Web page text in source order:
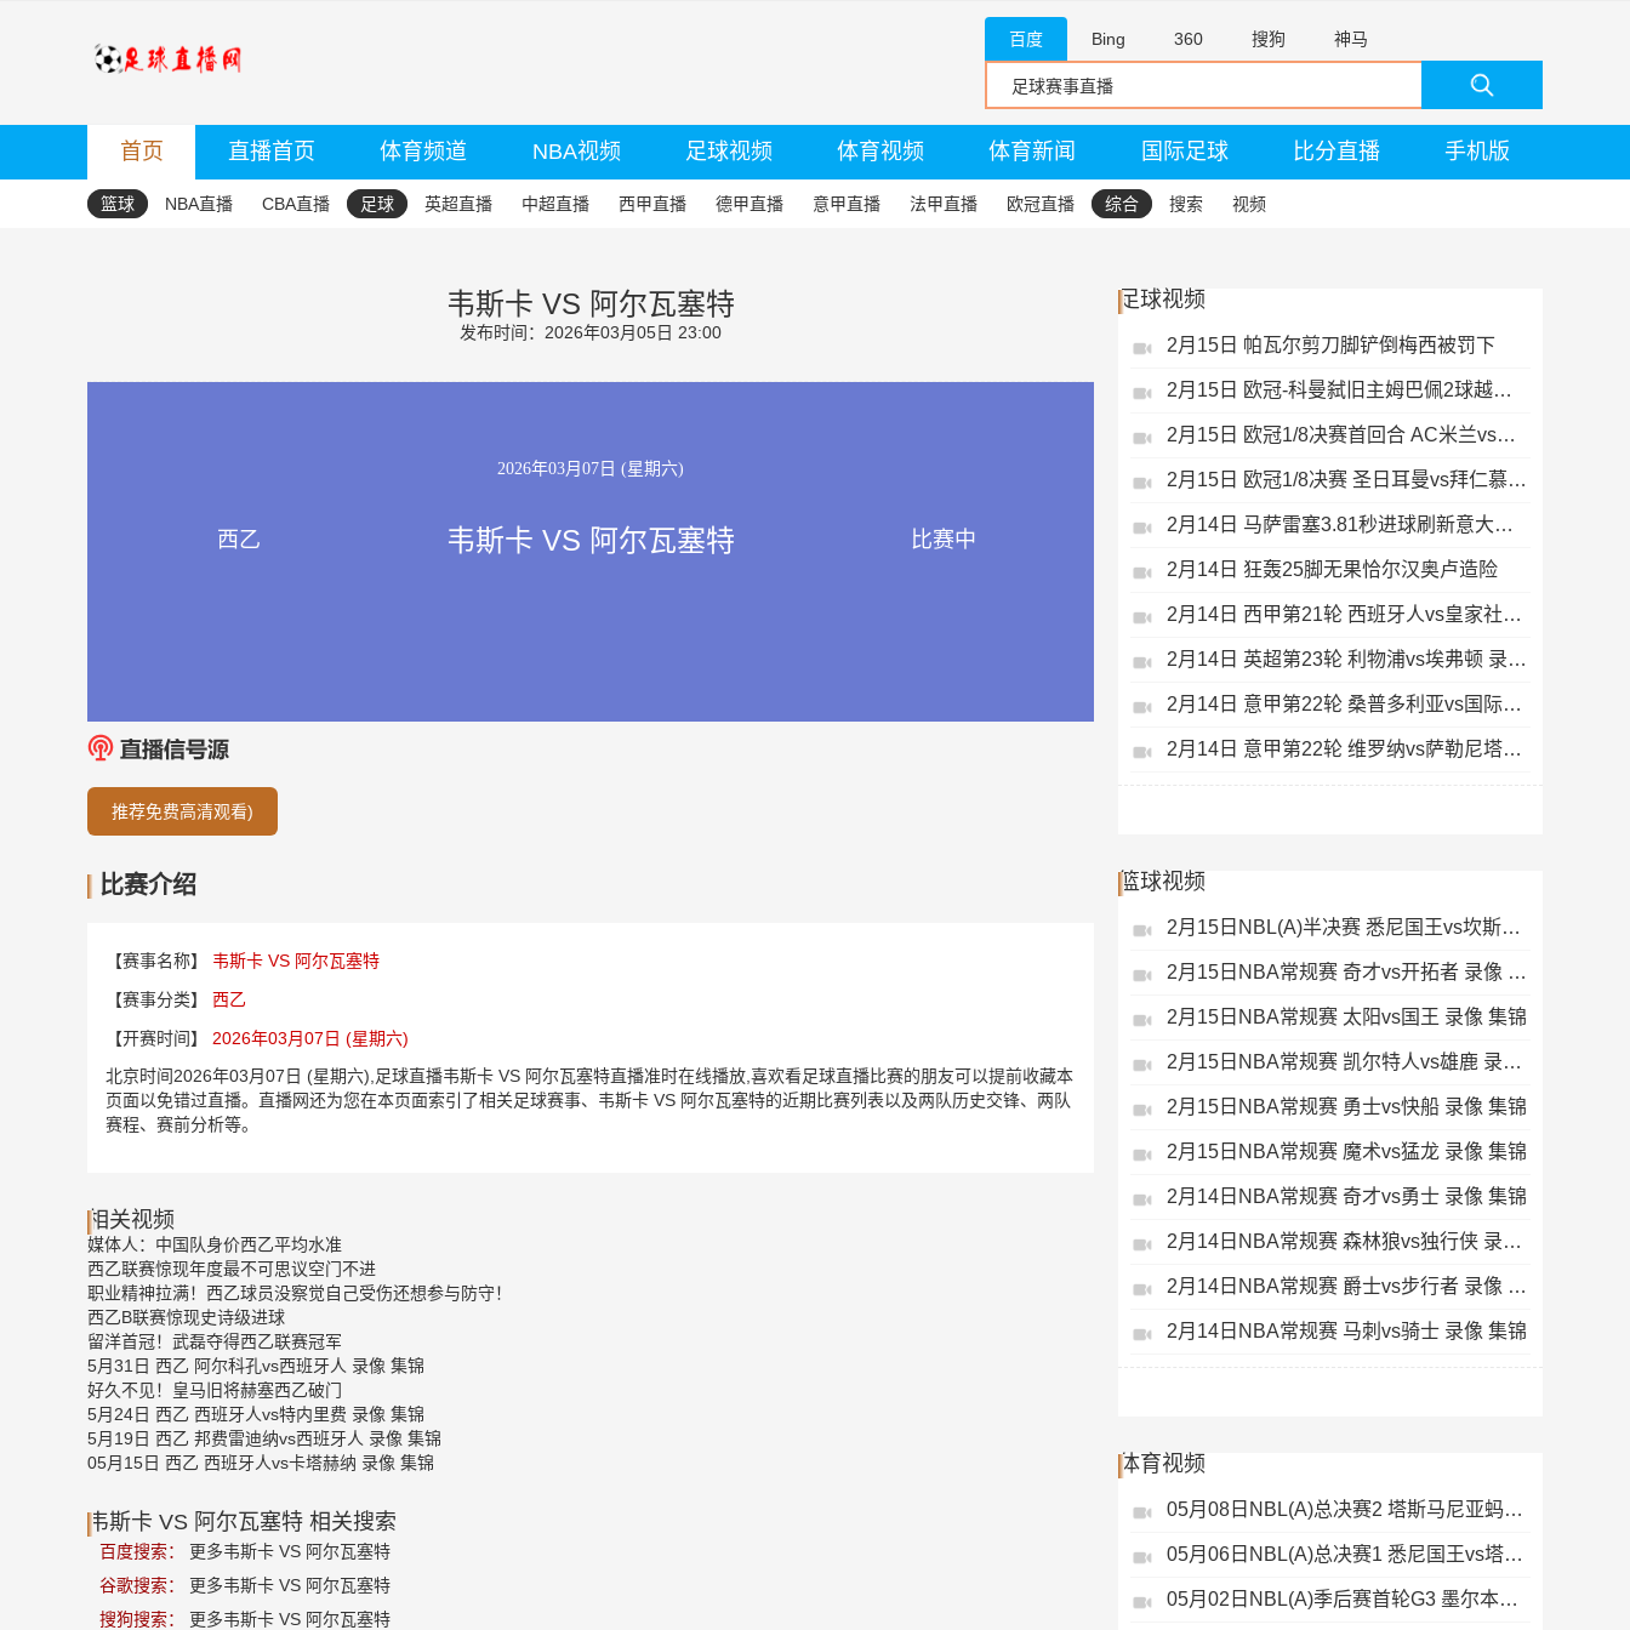
百度 Bing 360 搜狗 神马
首页 直播首页 体育频道 NBA视频 足球视频 体育视频 体育新闻 国际足球 比分直播 手机版
篮球 NBA直播 CBA直播 足球 英超直播 中超直播 西甲直播 德甲直播 意甲直播 法甲直播 欧冠直播 综合 搜索 视频
韦斯卡 VS 阿尔瓦塞特
发布时间：2026年03月05日 23:00
2026年03月07日 (星期六)
西乙 韦斯卡 VS 阿尔瓦塞特 比赛中
推荐免费高清观看)
比赛介绍
【赛事名称】
韦斯卡 VS 阿尔瓦塞特
【赛事分类】
西乙
【开赛时间】
2026年03月07日 (星期六)
北京时间2026年03月07日 (星期六),足球直播韦斯卡 VS 阿尔瓦塞特直播准时在线播放,喜欢看足球直播比赛的朋友可以提前收藏本
页面以免错过直播。直播网还为您在本页面索引了相关足球赛事、韦斯卡 VS 阿尔瓦塞特的近期比赛列表以及两队历史交锋、两队
赛程、赛前分析等。
相关视频
媒体人：中国队身价西乙平均水准
西乙联赛惊现年度最不可思议空门不进
职业精神拉满！西乙球员没察觉自己受伤还想参与防守！
西乙B联赛惊现史诗级进球
留洋首冠！武磊夺得西乙联赛冠军
5月31日 西乙 阿尔科孔vs西班牙人 录像 集锦
好久不见！皇马旧将赫塞西乙破门
5月24日 西乙 西班牙人vs特内里费 录像 集锦
5月19日 西乙 邦费雷迪纳vs西班牙人 录像 集锦
05月15日 西乙 西班牙人vs卡塔赫纳 录像 集锦
韦斯卡 VS 阿尔瓦塞特 相关搜索
百度搜索：
更多韦斯卡 VS 阿尔瓦塞特
谷歌搜索：
更多韦斯卡 VS 阿尔瓦塞特
搜狗搜索：
更多韦斯卡 VS 阿尔瓦塞特
足球视频
2月15日 帕瓦尔剪刀脚铲倒梅西被罚下
2月15日 欧冠-科曼弑旧主姆巴佩2球越位无效
2月15日 欧冠1/8决赛首回合 AC米兰vs热刺 录像 集锦
2月15日 欧冠1/8决赛 圣日耳曼vs拜仁慕尼黑 录像 集锦
2月14日 马萨雷塞3.81秒进球刷新意大利历史
2月14日 狂轰25脚无果恰尔汉奥卢造险
2月14日 西甲第21轮 西班牙人vs皇家社会 录像 集锦
2月14日 英超第23轮 利物浦vs埃弗顿 录像 集锦
2月14日 意甲第22轮 桑普多利亚vs国际米兰 录像 集锦
2月14日 意甲第22轮 维罗纳vs萨勒尼塔纳 录像 集锦
篮球视频
2月15日NBL(A)半决赛 悉尼国王vs坎斯大班 录像 集锦
2月15日NBA常规赛 奇才vs开拓者 录像 集锦
2月15日NBA常规赛 太阳vs国王 录像 集锦
2月15日NBA常规赛 凯尔特人vs雄鹿 录像 集锦
2月15日NBA常规赛 勇士vs快船 录像 集锦
2月15日NBA常规赛 魔术vs猛龙 录像 集锦
2月14日NBA常规赛 奇才vs勇士 录像 集锦
2月14日NBA常规赛 森林狼vs独行侠 录像 集锦
2月14日NBA常规赛 爵士vs步行者 录像 集锦
2月14日NBA常规赛 马刺vs骑士 录像 集锦
体育视频
05月08日NBL(A)总决赛2 塔斯马尼亚蚂蚁vs悉尼国王 录像
05月06日NBL(A)总决赛1 悉尼国王vs塔斯马尼亚蚂蚁 全场录像
05月02日NBL(A)季后赛首轮G3 墨尔本联 - 塔斯马尼亚蚂蚁 录像集锦